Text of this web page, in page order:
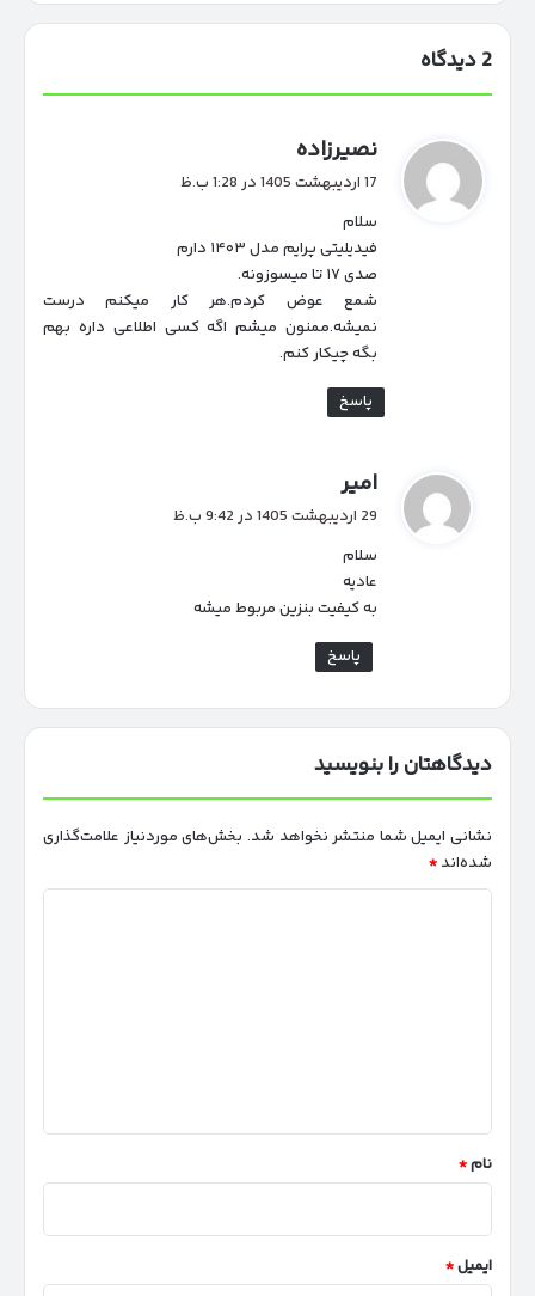
2 دیدگاه
نصیرزاده
ف
17 اردیبهشت 1405 در 1:28 ب.ظ
سلام
فیدیلیتی پرایم مدل ۱۴۰۳ دارم
صدی ۱۷ تا میسوزونه.
شمع عوض کردم.هر کار میکنم درست
نمیشه.ممنون میشم اگه کسی اطلاعی داره بهم
بگه چیکار کنم.
پاسخ
امیر
ت
29 اردیبهشت 1405 در 9:42 ب.ظ
سلام
عادیه
به کیفیت بنزین مربوط میشه
پاسخ
دیدگاهتان را بنویسید
نشانی ایمیل شما منتشر نخواهد شد. بخش‌های موردنیاز علامت‌گذاری
شده‌اند *
نام*
ایمیل*